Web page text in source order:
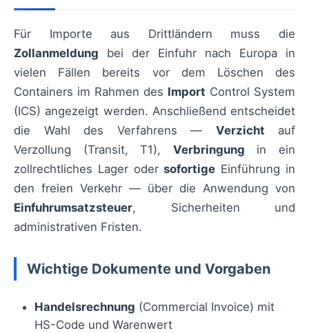
Für Importe aus Drittländern muss die
Zollanmeldung bei der Einfuhr nach Europa in
vielen Fällen bereits vor dem Löschen des
Containers im Rahmen des Import Control System
(ICS) angezeigt werden. Anschließend entscheidet
die Wahl des Verfahrens — Verzicht auf
Verzollung (Transit, T1), Verbringung in ein
zollrechtliches Lager odersofortige Einführung in
den freien Verkehr — über die Anwendung von
Einfuhrumsatzsteuer, Sicherheiten und
administrativen Fristen.
Wichtige Dokumente und Vorgaben
Handelsrechnung (Commercial Invoice) mit
HS-Code und Warenwert